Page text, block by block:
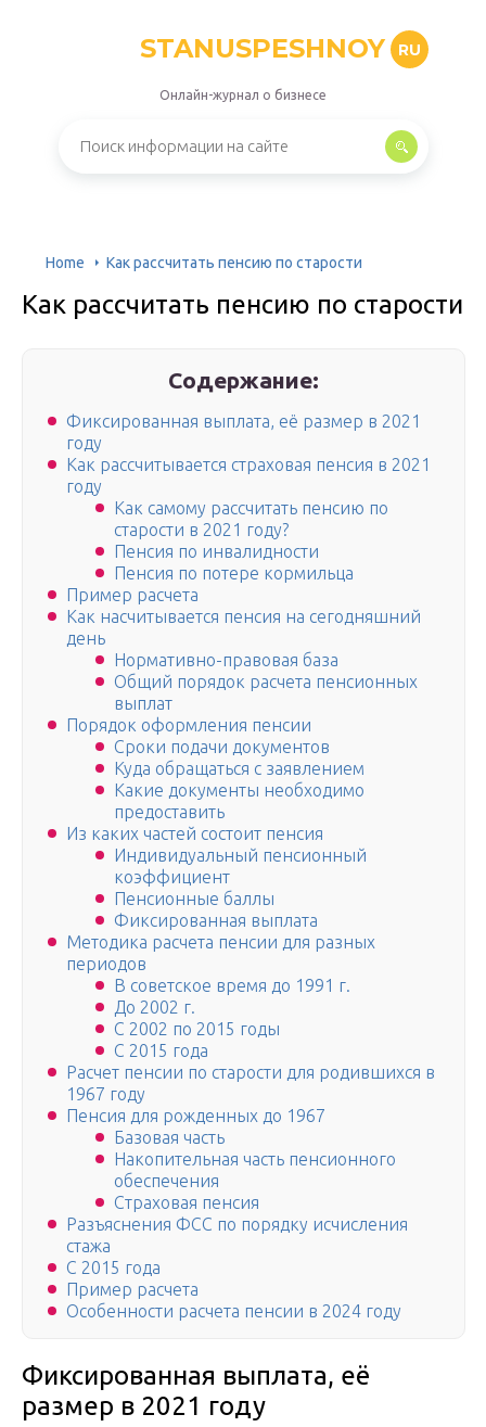
STANUSPESHNOY RU
Онлайн-журнал о бизнесе
Home Как рассчитать пенсию по старости
Как рассчитать пенсию по старости
Содержание:
Фиксированная выплата, её размер в 2021
году
Как рассчитывается страховая пенсия в 2021
году
Как самому рассчитать пенсию по
старости в 2021 году?
Пенсия по инвалидности
Пенсия по потере кормильца
Пример расчета­
Как насчитывается пенсия на сегодняшний
день
Нормативно-правовая база
Общий порядок расчета пенсионных
выплат
Порядок оформления пенсии
Сроки подачи документов
Куда обращаться с заявлением
Какие документы необходимо
предоставить
Из каких частей состоит пенсия
Индивидуальный пенсионный
коэффициент
Пенсионные баллы
Фиксированная выплата
Методика расчета пенсии для разных
периодов
В советское время до 1991 г.
До 2002 г.
С 2002 по 2015 годы
С 2015 года
Расчет пенсии по старости для родившихся в
1967 году
Пенсия для рожденных до 1967­
Базовая часть
Накопительная часть пенсионного
обеспечения
Страховая пенсия
Разъяснения ФСС по порядку исчисления
стажа
С 2015 года
Пример расчета­
Особенности расчета пенсии в 2024 году
Фиксированная выплата, её
размер в 2021 году